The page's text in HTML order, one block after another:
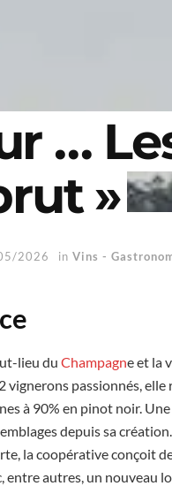
…
»
2026 in Vins -
lieu du Champagne et la
vignerons passionnés,
à 90% en pinot noir.
depuis sa
la coopérative conçoit
entre autres, un nouveau